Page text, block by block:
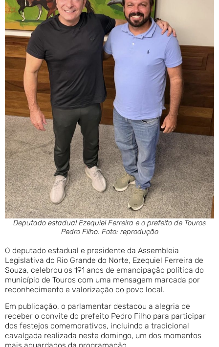
Deputado estadual Ezequiel Ferreira e o prefeito de Touros
Pedro Filho. Foto: reprodução
O deputado estadual e presidente da Assembleia
Legislativa do Rio Grande do Norte, Ezequiel Ferreira de
Souza, celebrou os 191 anos de emancipação política do
município de Touros com uma mensagem marcada por
reconhecimento e valorização do povo local.
Em publicação, o parlamentar destacou a alegria de
receber o convite do prefeito Pedro Filho para participar
dos festejos comemorativos, incluindo a tradicional
cavalgada realizada neste domingo, um dos momentos